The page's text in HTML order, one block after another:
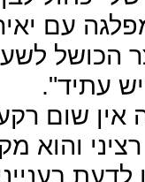
עם
הכושל
עתיד".
אין שום
רציני והוא